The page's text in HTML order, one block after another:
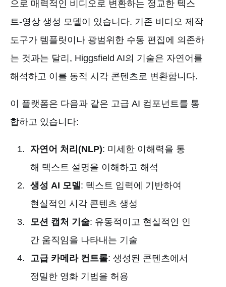
으로 매력적인 비디오로 변환하는 정교한 텍스
트-영상 생성 모델이 있습니다. 기존 비디오 제작
도구가 템플릿이나 광범위한 수동 편집에 의존하
는 것과는 달리, Higgsfield AI의 기술은 자연어를
해석하고 이를 동적 시각 콘텐츠로 변환합니다.
이 플랫폼은 다음과 같은 고급 AI 컴포넌트를 통
합하고 있습니다:
자연어 처리(NLP): 미세한 이해력을 통
해 텍스트 설명을 이해하고 해석
생성 AI 모델 : 텍스트 입력에 기반하여
현실적인 시각 콘텐츠 생성
모션 캡처 기술: 유동적이고 현실적인 인
간 움직임을 나타내는 기술
고급 카메라 컨트롤: 생성된 콘텐츠에서
정밀한 영화 기법을 허용